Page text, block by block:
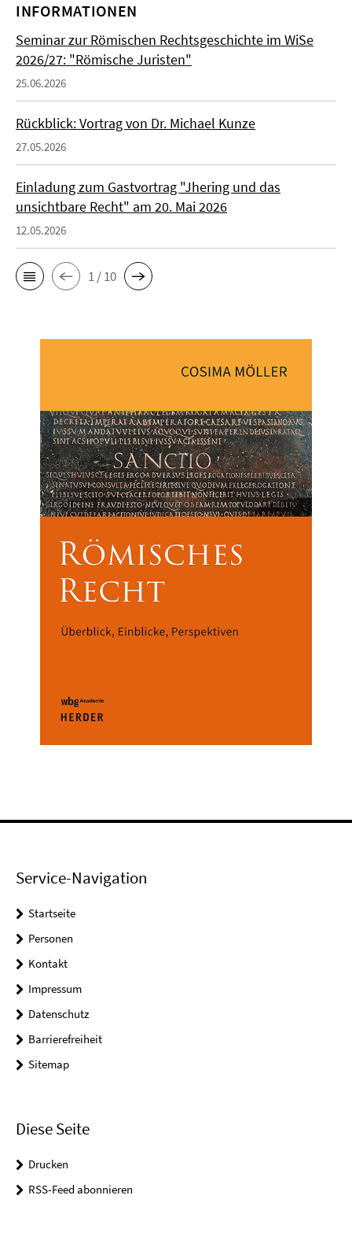
INFORMATIONEN
Seminar zur Römischen Rechtsgeschichte im WiSe
2026/27: "Römische Juristen"
25.06.2026
Rückblick: Vortrag von Dr. Michael Kunze
27.05.2026
Einladung zum Gastvortrag "Jhering und das
unsichtbare Recht" am 20. Mai 2026
12.05.2026
1 / 10
Service-Navigation
Startseite
Personen
Kontakt
Impressum
Datenschutz
Barrierefreiheit
Sitemap
Diese Seite
Drucken
RSS-Feed abonnieren